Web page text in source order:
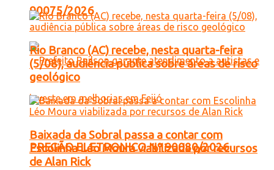
90075/2026
PREGÃO ELETRONICO Nº 90080/2026
Rio Branco (AC) recebe, nesta quarta-feira
(5/08), audiência pública sobre áreas de risco
geológico
Baixada da Sobral passa a contar com
Escolinha Léo Moura viabilizada por recursos
de Alan Rick